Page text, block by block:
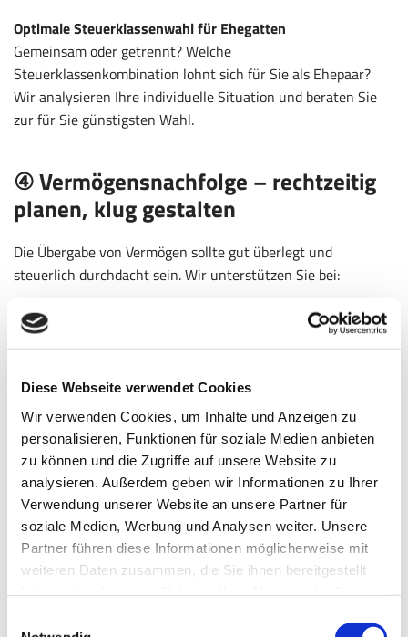
Diese Webseite verwendet Cookies
Wir verwenden Cookies, um Inhalte und Anzeigen zu
personalisieren, Funktionen für soziale Medien anbieten
zu können und die Zugriffe auf unsere Website zu
analysieren. Außerdem geben wir Informationen zu Ihrer
Verwendung unserer Website an unsere Partner für
soziale Medien, Werbung und Analysen weiter. Unsere
Partner führen diese Informationen möglicherweise mit
weiteren Daten zusammen, die Sie ihnen bereitgestellt
Optimale Steuerklassenwahl für Ehegatten
Gemeinsam oder getrennt? Welche
Steuerklassenkombination lohnt sich für Sie als Ehepaar?
Wir analysieren Ihre individuelle Situation und beraten Sie
zur für Sie günstigsten Wahl.
④ Vermögensnachfolge – rechtzeitig
planen, klug gestalten
Die Übergabe von Vermögen sollte gut überlegt und
steuerlich durchdacht sein. Wir unterstützen Sie bei:
Nachlassplanung mit Weitblick
Freibeträge
Schenkungen zu Lebzeiten zur Steueroptimierung und
Vermeidung späterer Konflikte
So sichern Sie Ihr Vermögen – und den Familienfrieden.
⑤ Steuerliche Prüfung von Verträgen
– vor der Unterschrift sicher sein
Notarverträge, Erbverzicht, Kaufverträge oder Eheverträge
können steuerliche Auswirkungen haben. Wir prüfen Ihre